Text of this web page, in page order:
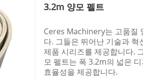
3.2m 양모 펠트
Ceres Machinery는 고품질
다. 그들은 뛰어난 기술과
제품 시리즈를 제공합니다.
모 펠트는 폭 3.2m의 넓은
효율성을 제공합니다.